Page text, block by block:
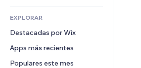
Anuncios del sitio
Email
Contabilidad
Cupones y fidelización
Almacenamiento de mercancía
Inmobiliarias
Reservas
Pódcast
Fotografía
Video
PDF
Compartir archivos
Privacidad y seguridad
Reloj
Plantillas para páginas
Efectos de imágenes
Botones y menús
Formularios
Encuestas
Chat
Comentarios
EXPLORAR
Destacadas por Wix
Apps más recientes
Populares este mes